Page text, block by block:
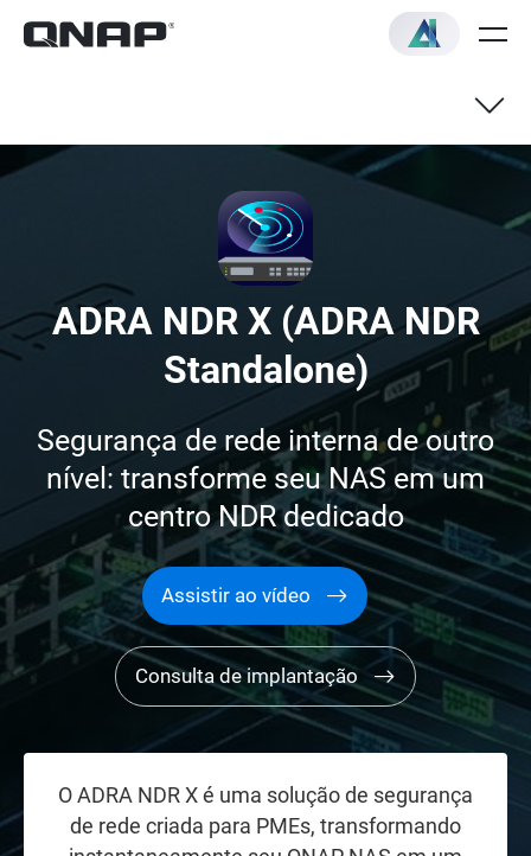
Introdução
ADRA NDR X (ADRA NDR
Standalone)
Segurança de rede interna de outro
nível: transforme seu NAS em um
centro NDR dedicado
O ADRA NDR X é uma solução de segurança
de rede criada para PMEs, transformando
Assistir ao vídeo
Consulta de implantação